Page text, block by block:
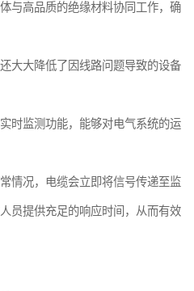
与高品质的绝缘材料协同工作，确
大大降低了因线路问题导致的设备
时监测功能，能够对电气系统的运
情况，电缆会立即将信号传递至监
员提供充足的响应时间，从而有效